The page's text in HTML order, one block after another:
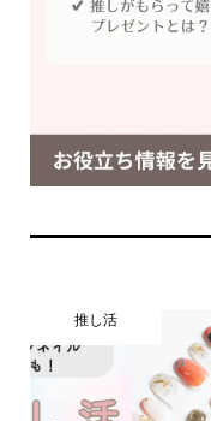
推し活